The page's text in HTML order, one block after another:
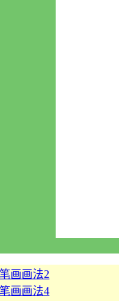
画画法2
画画法4